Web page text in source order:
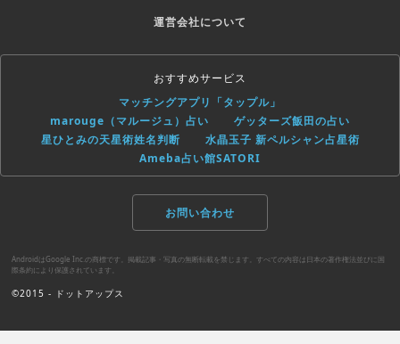
運営会社について
おすすめサービス
マッチングアプリ「タップル」
marouge（マルージュ）占い
ゲッターズ飯田の占い
星ひとみの天星術姓名判断
水晶玉子 新ペルシャン占星術
Ameba占い館SATORI
お問い合わせ
AndroidはGoogle Inc.の商標です。掲載記事・写真の無断転載を禁じます。すべての内容は日本の著作権法並びに国
際条約により保護されています。
©2015 - ドットアップス